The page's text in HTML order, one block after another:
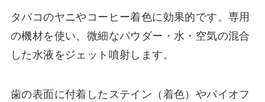
タバコのヤニやコーヒー着色に効果的です。専用
の機材を使い、微細なパウダー・水・空気の混合
した水液をジェット噴射します。
歯の表面に付着したステイン（着色）やバイオフ